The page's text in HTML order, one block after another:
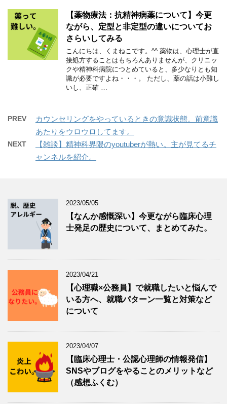
【薬物療法：抗精神病薬について】今更
ながら、定型と非定型の違いについてお
さらいしてみる
こんにちは、くまねこです。^^ 薬物は、心理士が直
接処方することはもちろんありませんが、クリニッ
クや精神科病院につとめていると、多少なりとも知
識が必要ですよね・・・。 ただし、薬の話は小難し
いし、正確 …
PREV
カウンセリングをやっているときの意識状態。前意識
あたりをウロウロしてます。
NEXT
【雑談】精神科界隈のyoutuberが熱い。主が見てるチ
ャンネルを紹介。
2023/05/05
【なんか感慨深い】今更ながら臨床心理
士発足の歴史について、まとめてみた。
2023/04/21
【心理職×公務員】で就職したいと悩んで
いる方へ、就職パターン一覧と対策など
について
2023/04/07
【臨床心理士・公認心理師の情報発信】
SNSやブログをやることのメリットなど
（感想ふくむ）